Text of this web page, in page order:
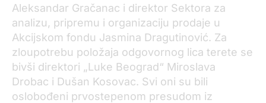
Aleksandar Gračanac i direktor Sektora za
analizu, pripremu i organizaciju prodaje u
Akcijskom fondu Jasmina Dragutinović. Za
zloupotrebu položaja odgovornog lica terete se
bivši direktori „Luke Beograd“ Miroslava
Drobac i Dušan Kosovac. Svi oni su bili
oslobođeni prvostepenom presudom iz